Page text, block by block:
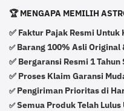
🏆 MENGAPA MEMILIH
✅ Faktur Pajak Resmi
✅Barang 100% Asli Original
✅ Bergaransi Resmi 1
✅ Proses Klaim Garansi
✅Pengiriman Prioritas di
✅Semua Produk Telah